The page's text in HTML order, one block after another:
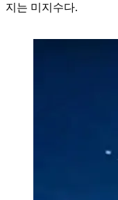
지는 미지수다.